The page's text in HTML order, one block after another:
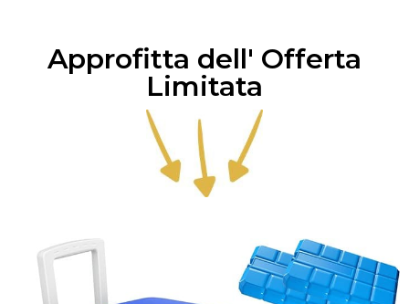
Approfitta dell' Offerta
Limitata